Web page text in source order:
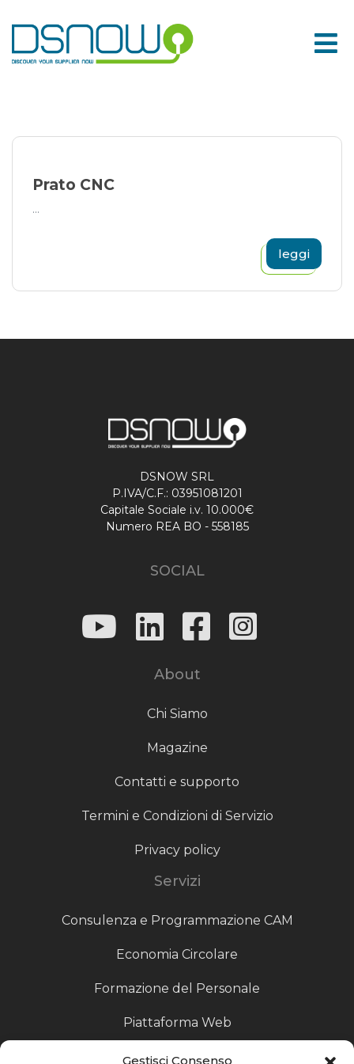
Gestisci Consenso
to
content
Prato CNC
...
leggi
DSNOW SRL
P.IVA/C.F.: 03951081201
Capitale Sociale i.v. 10.000€
Numero REA BO - 558185
SOCIAL
About
Chi Siamo
Magazine
Contatti e supporto
Termini e Condizioni di Servizio
Privacy policy
Servizi
Consulenza e Programmazione CAM
Economia Circolare
Formazione del Personale
Piattaforma Web
Scouting fornitori